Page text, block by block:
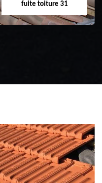
fuite toiture 31